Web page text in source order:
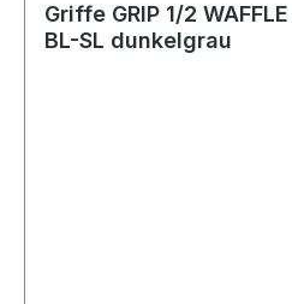
Griffe GRIP 1/2
BL-SL dunkelgrau